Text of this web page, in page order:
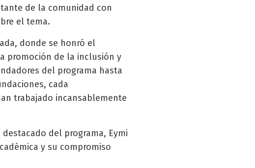
de la comunidad con
el tema.
donde se honró el
promoción de la inclusión y
del programa hasta
cada
trabajado incansablemente
del programa, Eymi
y su compromiso